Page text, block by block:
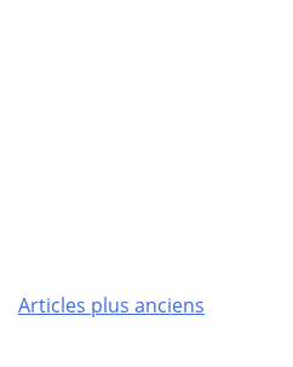
Navigation
Articles plus anciens